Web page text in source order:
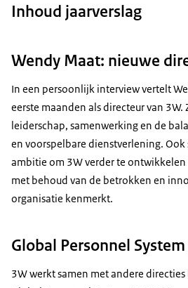
Inhoud jaarverslag
Wendy Maat: nieuwe
In een persoonlijk interview vertelt
eerste maanden als directeur van 3W.
leiderschap, samenwerking en de
en voorspelbare dienstverlening. Ook
ambitie om 3W verder te ontwikkelen
met behoud van de betrokken en
organisatie kenmerkt.
Global Personnel System
3W werkt samen met andere